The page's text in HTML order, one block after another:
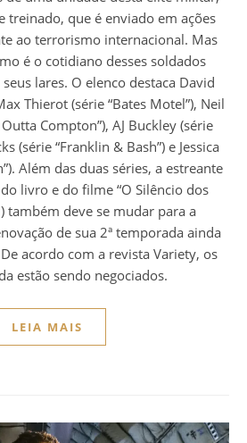
treinado, que é enviado em ações
ao terrorismo internacional. Mas
é o cotidiano desses soldados
lares. O elenco destaca David
Thierot (série “Bates Motel”), Neil
Compton”), AJ Buckley (série
(série “Franklin & Bash”) e Jessica
Além das duas séries, a estreante
do livro e do filme “O Silêncio dos
também deve se mudar para a
de sua 2ª temporada ainda
acordo com a revista Variety, os
estão sendo negociados.
LEIA MAIS